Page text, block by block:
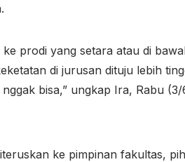
prodi yang setara atau di
di jurusan dituju lebih
bisa,” ungkap Ira, Rabu (3/
ke pimpinan fakultas,